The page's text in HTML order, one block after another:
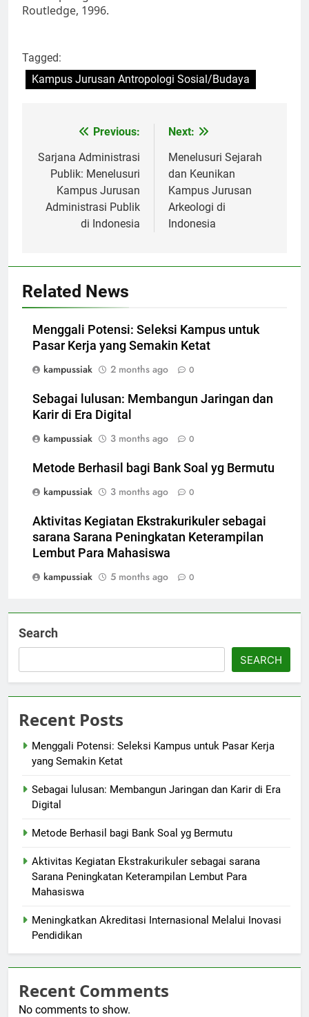
Routledge, 1996.
Tagged:
Kampus Jurusan Antropologi Sosial/Budaya
navigation
Previous:
Sarjana Administrasi
Publik: Menelusuri
Kampus Jurusan
Administrasi Publik
di Indonesia
Next:
Menelusuri Sejarah
dan Keunikan
Kampus Jurusan
Arkeologi di
Indonesia
Related News
Menggali Potensi: Seleksi Kampus untuk
Pasar Kerja yang Semakin Ketat
kampussiak
2 months ago 0
Sebagai lulusan: Membangun Jaringan dan
Karir di Era Digital
kampussiak
3 months ago 0
Metode Berhasil bagi Bank Soal yg Bermutu
kampussiak
3 months ago 0
Aktivitas Kegiatan Ekstrakurikuler sebagai
sarana Sarana Peningkatan Keterampilan
Lembut Para Mahasiswa
kampussiak
5 months ago 0
Search
SEARCH
Recent Posts
Menggali Potensi: Seleksi Kampus untuk Pasar Kerja
yang Semakin Ketat
Sebagai lulusan: Membangun Jaringan dan Karir di Era
Digital
Metode Berhasil bagi Bank Soal yg Bermutu
Aktivitas Kegiatan Ekstrakurikuler sebagai sarana
Sarana Peningkatan Keterampilan Lembut Para
Mahasiswa
Meningkatkan Akreditasi Internasional Melalui Inovasi
Pendidikan
Recent Comments
No comments to show.